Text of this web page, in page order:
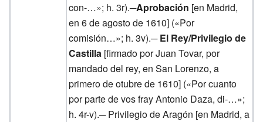
con-…»; h. 3r).─Aprobación [en Madrid,
en 6 de agosto de 1610] («Por
comisión…»; h. 3v).─El Rey/Privilegio de
Castilla [firmado por Juan Tovar, por
mandado del rey, en San Lorenzo, a
primero de otubre de 1610] («Por cuanto
por parte de vos fray Antonio Daza, di-…»;
h. 4r-v).─ Privilegio de Aragón [en Madrid, a